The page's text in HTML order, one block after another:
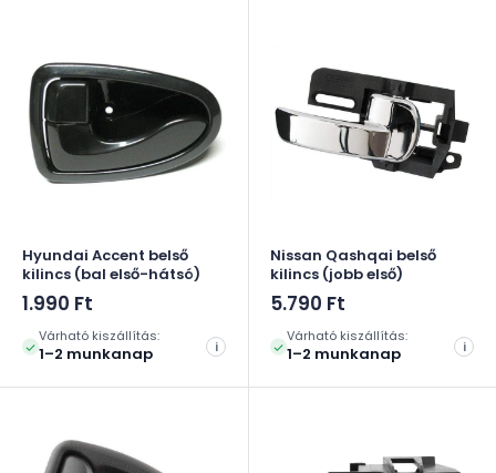
Hyundai Accent belső
kilincs (bal első-hátsó)
Akciós
1.990 Ft
Várható kiszállítás:
1–2 munkanap i
Nissan Qashqai belső
kilincs (jobb első)
Akciós
5.790 Ft
Várható kiszállítás:
1–2 munkanap i